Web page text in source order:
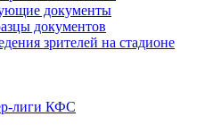
документы
документов
зрителей на стадионе
лиги КФС